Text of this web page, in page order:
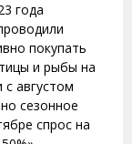
года
покупать
и рыбы на
августом
сезонное
спрос на